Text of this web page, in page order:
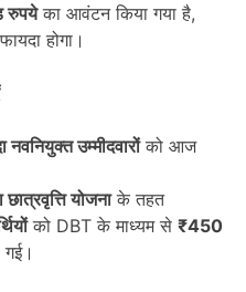
रुपयेका आवंटन किया गया है,
होगा।
नवनियुक्त उम्मीदवारोंको आज
योजनाके तहत
को DBT के माध्यम से ₹450